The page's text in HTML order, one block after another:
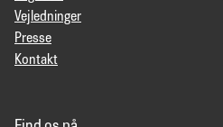
Vejledninger
Presse
Kontakt